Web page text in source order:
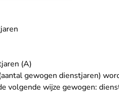
(A)
gewogen dienstjaren)
volgende wijze gewogen: